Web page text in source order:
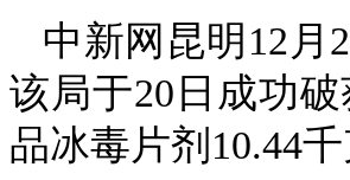
中新网昆明12月
该局于20日成功
品冰毒片剂10.44千